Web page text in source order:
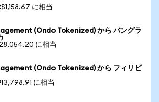
に相当
(Ondo Tokenized) から バングラ
に相当
(Ondo Tokenized) から フィリピ
に相当